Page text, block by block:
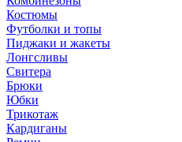
Костюмы
Футболки и топы
Пиджаки и жакеты
Лонгсливы
Свитера
Брюки
Юбки
Трикотаж
Кардиганы